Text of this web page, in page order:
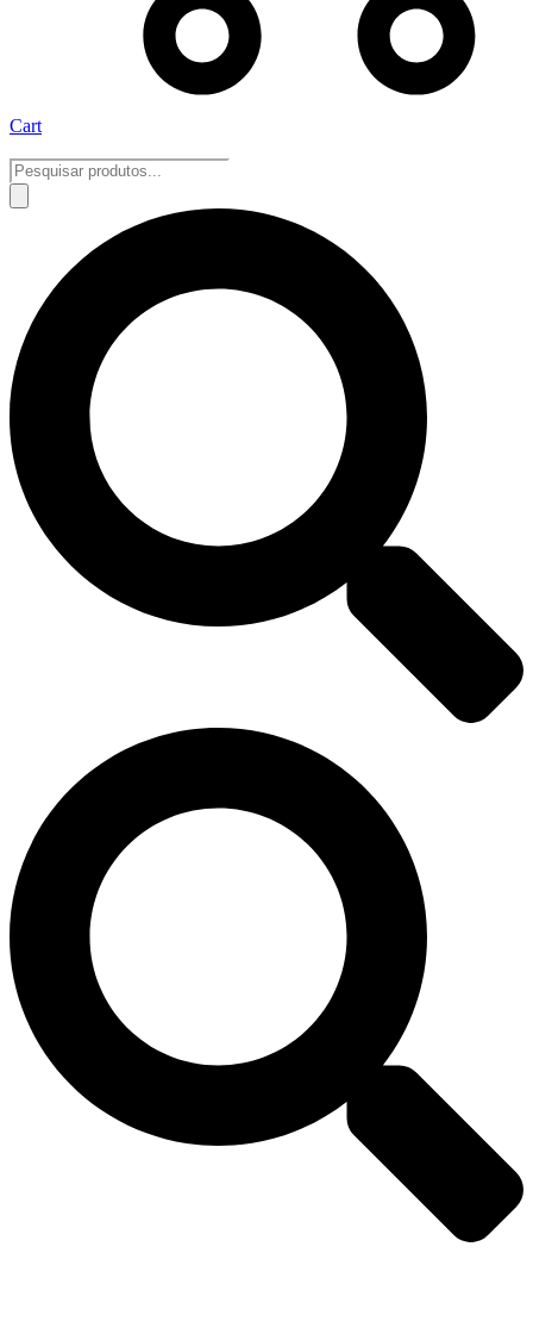
Cart
Pesquisar
produtos